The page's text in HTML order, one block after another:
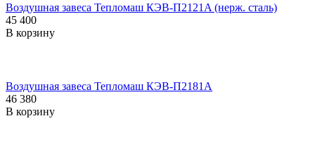
Воздушная завеса Тепломаш КЭВ-П2121A (нерж. сталь)
45 400
В корзину
Воздушная завеса Тепломаш КЭВ-П2181A
46 380
В корзину